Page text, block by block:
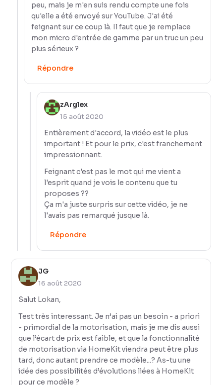
peu, mais je m'en suis rendu compte une fois
qu'elle a été envoyé sur YouTube. J'ai été
feignant sur ce coup là. Il faut que je remplace
mon micro d'entrée de gamme par un truc un peu
plus sérieux ?
Répondre
zArglex
15 août 2020
Entièrement d'accord, la vidéo est le plus
important ! Et pour le prix, c'est franchement
impressionnant.
Feignant c'est pas le mot qui me vient a
l'esprit quand je vois le contenu que tu
proposes ??
Ça m'a juste surpris sur cette vidéo, je ne
l'avais pas remarqué jusque là.
Répondre
JG
16 août 2020
Salut Lokan,
Test très interessant. Je n’ai pas un besoin - a priori
- primordial de la motorisation, mais je me dis aussi
que l’écart de prix est faible, et que la fonctionnalité
de motorisation via HomeKit viendra peut être plus
tard, donc autant prendre ce modèle...? As-tu une
idée des possibilités d’évolutions liées à HomeKit
pour ce modèle ?